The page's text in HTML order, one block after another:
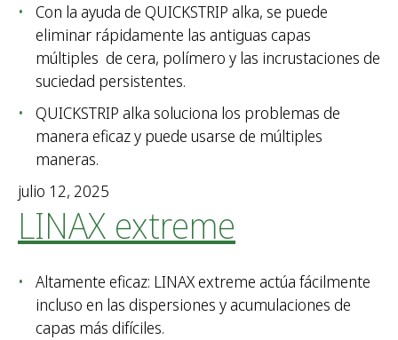
Con la ayuda de QUICKSTRIP alka, se puede
eliminar rápidamente las antiguas capas
múltiples de cera, polímero y las incrustaciones de
suciedad persistentes.
QUICKSTRIP alka soluciona los problemas de
manera eficaz y puede usarse de múltiples
maneras.
julio 12, 2025
LINAX extreme
Altamente eficaz: LINAX extreme actúa fácilmente
incluso en las dispersiones y acumulaciones de
capas más difíciles.